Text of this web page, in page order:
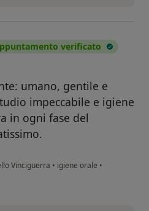
verificato
umano, gentile e
impeccabile e igiene
in ogni fase del
Vinciguerra • igiene orale •
Di Nuzzo